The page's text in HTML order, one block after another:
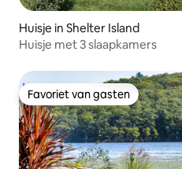
Huisje in Shelter Island
Huisje met 3 slaapkamers
Favoriet van gasten
Favoriet van gasten